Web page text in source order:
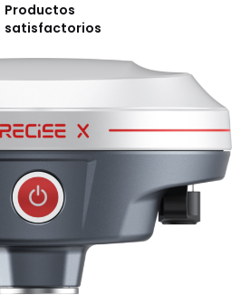
Productos
satisfactorios